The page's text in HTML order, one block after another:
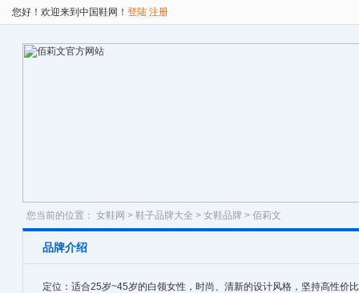
您好！欢迎来到中国鞋网！ 登陆 注册
您当前的位置： 女鞋网 > 鞋子品牌大全 > 女鞋品牌 > 佰莉文
品牌介绍
定位：适合25岁~45岁的白领女性，时尚、清新的设计风格，坚持高性价